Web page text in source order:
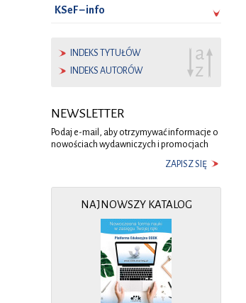
KSeF – info
INDEKS TYTUŁÓW
INDEKS AUTORÓW
NEWSLETTER
Podaj e-mail, aby otrzymywać informacje o
nowościach wydawniczych i promocjach
ZAPISZ SIĘ
NAJNOWSZY KATALOG